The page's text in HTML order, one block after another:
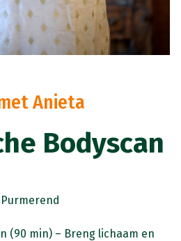
Anieta
Bodyscan
(90 min) – Breng lichaam en